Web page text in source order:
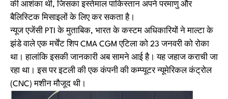
की आशंका थी, जिसका इस्तेमाल पाकिस्तान अपने परमाणु और
बैलिस्टिक मिसाइलों के लिए कर सकता है।
न्यूज एजेंसी PTI के मुताबिक, भारत के कस्टम अधिकारियों ने माल्टा के
झंडे वाले एक मर्चेंट शिप CMA CGM एटिला को 23 जनवरी को रोका
था। हालांकि इसकी जानकारी अब सामने आई है। यह जहाज कराची जा
रहा था। इस पर इटली की एक कंपनी की कम्प्यूटर न्यूमेरिकल कंट्रोल
(CNC) मशीन मौजूद थी।